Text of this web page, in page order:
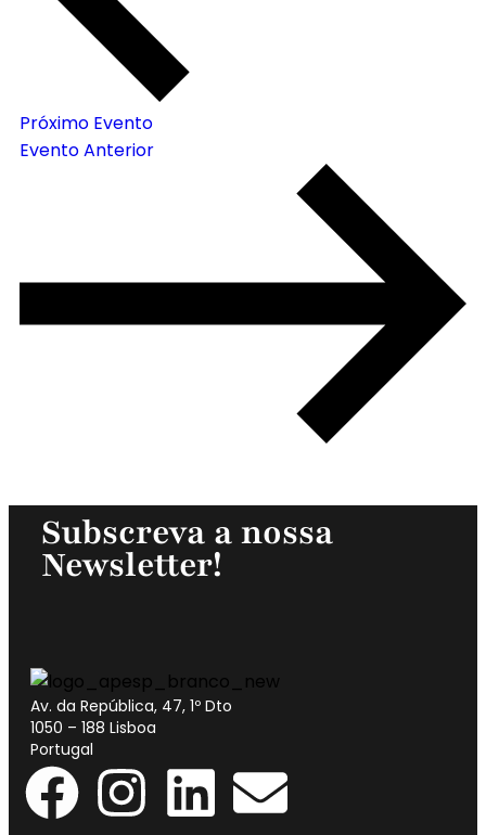
Próximo Evento
Evento Anterior
Subscreva a nossa
Newsletter!
Av. da República, 47, 1º Dto
1050 – 188 Lisboa
Portugal